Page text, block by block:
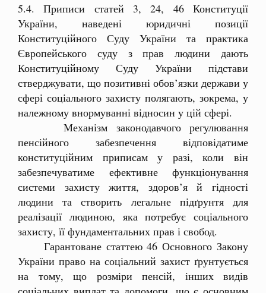
5.4. Приписи статей 3, 24, 46 Конституції
України, наведені юридичні позиції
Конституційного Суду України та практика
Європейського суду з прав людини дають
Конституційному Суду України підстави
стверджувати, що позитивні обов’язки держави у
сфері соціального захисту полягають, зокрема, у
належному внормуванні відносин у цій сфері.
Механізм законодавчого регулювання
пенсійного забезпечення відповідатиме
конституційним приписам у разі, коли він
забезпечуватиме ефективне функціонування
системи захисту життя, здоров’я й гідності
людини та створить легальне підґрунтя для
реалізації людиною, яка потребує соціального
захисту, її фундаментальних прав і свобод.
Гарантоване статтею 46 Основного Закону
України право на соціальний захист ґрунтується
на тому, що розміри пенсій, інших видів